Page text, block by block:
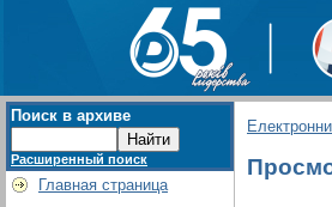
Поиск в архиве
Расширенный поиск
Главная страница